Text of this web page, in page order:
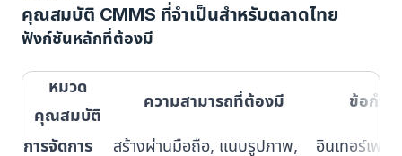
คุณสมบัติ CMMS ที่จำเป็นสำหรับตลาดไทย
ฟังก์ชันหลักที่ต้องมี
หมวด
คุณสมบัติ
ความสามารถที่ต้องมี ข้อกำห
การจัดการ
สร้างผ่านมือถือ, แนบรูปภาพ,
อินเทอร์เฟซ